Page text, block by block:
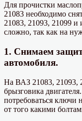
Для прочистки
21083 необходимо
21083, 21093, 21099 и
сложно, так как на
1. Снимаем
автомобиля.
На ВАЗ 21083, 21093,
брызговика
потребоваться ключи
от того какими